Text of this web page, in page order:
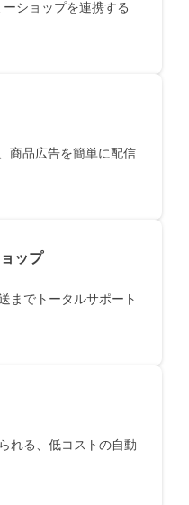
ショップを連携する
商品広告を簡単に配信
ップ
までトータルサポート
れる、低コストの自動